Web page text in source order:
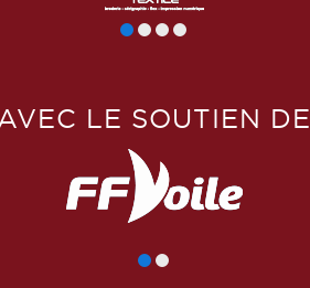
AVEC LE SOUTIEN DE